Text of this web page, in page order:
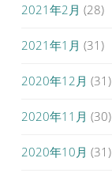
2021年2月 (28)
2021年1月 (31)
2020年12月 (31)
2020年11月 (30)
2020年10月 (31)